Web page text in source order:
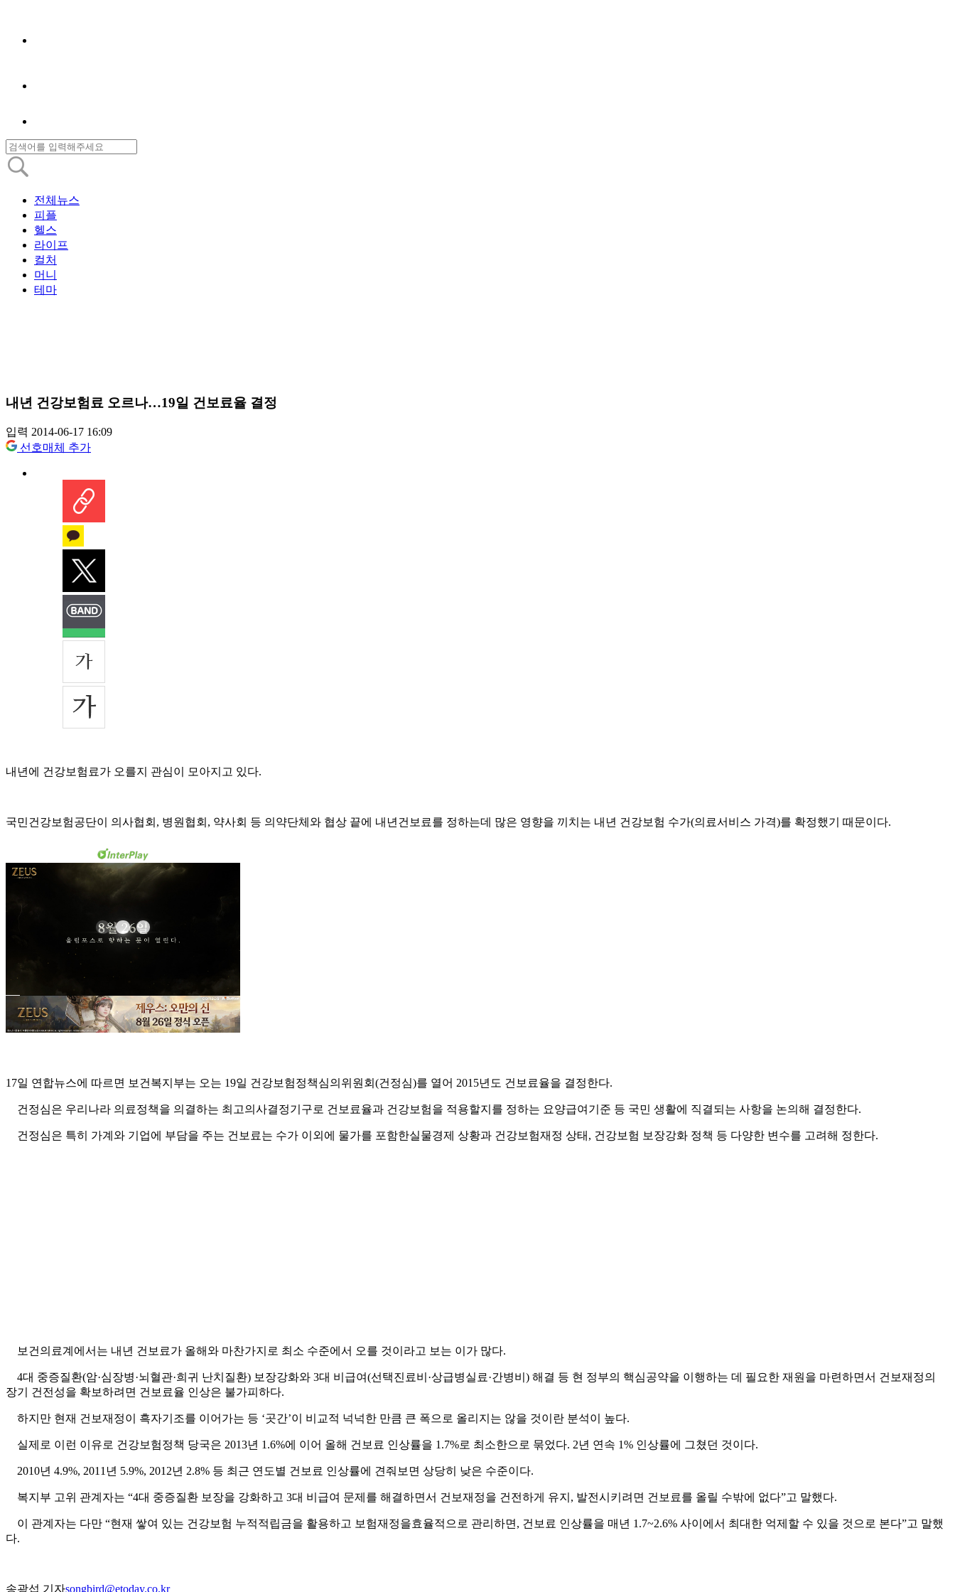
전체뉴스
피플
헬스
라이프
컬처
머니
테마
내년 건강보험료 오르나…19일 건보료율 결정
입력 2014-06-17 16:09
선호매체 추가
내년에 건강보험료가 오를지 관심이 모아지고 있다.
국민건강보험공단이 의사협회, 병원협회, 약사회 등 의약단체와 협상 끝에 내년건보료를 정하는데 많은 영향을 끼치는 내년 건강보험 수가(의료서비스 가격)를 확정했기 때문이다.
17일 연합뉴스에 따르면 보건복지부는 오는 19일 건강보험정책심의위원회(건정심)를 열어 2015년도 건보료율을 결정한다.
건정심은 우리나라 의료정책을 의결하는 최고의사결정기구로 건보료율과 건강보험을 적용할지를 정하는 요양급여기준 등 국민 생활에 직결되는 사항을 논의해 결정한다.
건정심은 특히 가계와 기업에 부담을 주는 건보료는 수가 이외에 물가를 포함한실물경제 상황과 건강보험재정 상태, 건강보험 보장강화 정책 등 다양한 변수를 고려해 정한다.
보건의료계에서는 내년 건보료가 올해와 마찬가지로 최소 수준에서 오를 것이라고 보는 이가 많다.
4대 중증질환(암·심장병·뇌혈관·희귀 난치질환) 보장강화와 3대 비급여(선택진료비·상급병실료·간병비) 해결 등 현 정부의 핵심공약을 이행하는 데 필요한 재원을 마련하면서 건보재정의
장기 건전성을 확보하려면 건보료율 인상은 불가피하다.
하지만 현재 건보재정이 흑자기조를 이어가는 등 ‘곳간’이 비교적 넉넉한 만큼 큰 폭으로 올리지는 않을 것이란 분석이 높다.
실제로 이런 이유로 건강보험정책 당국은 2013년 1.6%에 이어 올해 건보료 인상률을 1.7%로 최소한으로 묶었다. 2년 연속 1% 인상률에 그쳤던 것이다.
2010년 4.9%, 2011년 5.9%, 2012년 2.8% 등 최근 연도별 건보료 인상률에 견줘보면 상당히 낮은 수준이다.
복지부 고위 관계자는 “4대 중증질환 보장을 강화하고 3대 비급여 문제를 해결하면서 건보재정을 건전하게 유지, 발전시키려면 건보료를 올릴 수밖에 없다”고 말했다.
이 관계자는 다만 “현재 쌓여 있는 건강보험 누적적립금을 활용하고 보험재정을효율적으로 관리하면, 건보료 인상률을 매년 1.7~2.6% 사이에서 최대한 억제할 수 있을 것으로 본다”고 말했
다.
송광섭 기자songbird@etoday.co.kr